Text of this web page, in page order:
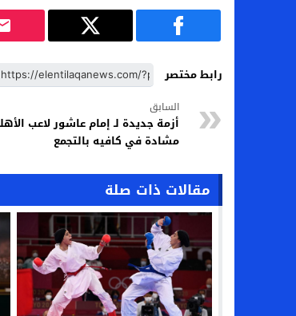
رابط مختصر
السابق
أزمة جديدة لـ إمام عاشور لاعب
مشادة في كافيه بالتجمع
مقالات ذات صلة